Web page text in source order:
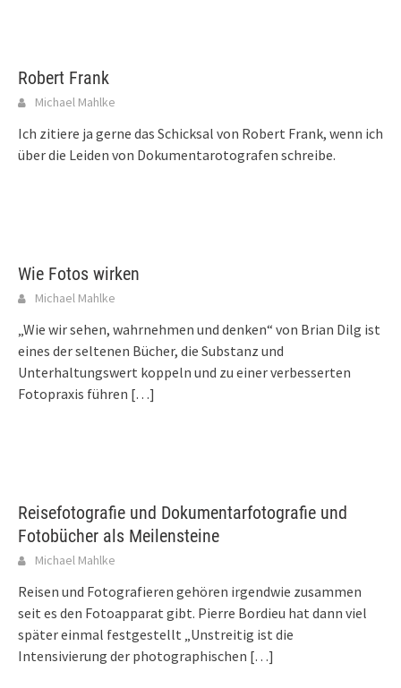
Robert Frank
Michael Mahlke
Ich zitiere ja gerne das Schicksal von Robert Frank, wenn ich
über die Leiden von Dokumentarotografen schreibe.
Wie Fotos wirken
Michael Mahlke
„Wie wir sehen, wahrnehmen und denken“ von Brian Dilg ist
eines der seltenen Bücher, die Substanz und
Unterhaltungswert koppeln und zu einer verbesserten
Fotopraxis führen […]
Reisefotografie und Dokumentarfotografie und
Fotobücher als Meilensteine
Michael Mahlke
Reisen und Fotografieren gehören irgendwie zusammen
seit es den Fotoapparat gibt. Pierre Bordieu hat dann viel
später einmal festgestellt „Unstreitig ist die
Intensivierung der photographischen […]